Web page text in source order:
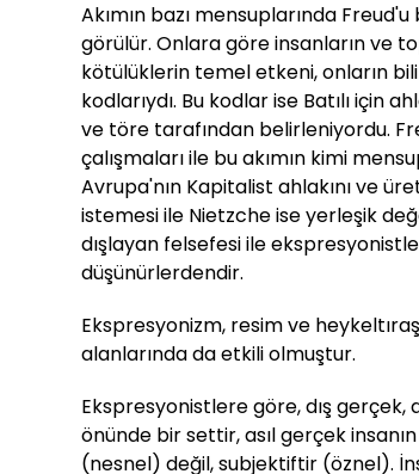
Akımın bazı mensuplarında
görülür. Onlara göre insanların ve
kötülüklerin temel etkeni, onların
kodlarıydı. Bu kodlar ise Batılı için
ve töre tarafından belirleniyordu.
çalışmaları ile bu akımın kimi
Avrupa'nın Kapitalist ahlakını ve
istemesi ile Nietzche ise yerleşik
dışlayan felsefesi ile
düşünürlerdendir.
Ekspresyonizm, resim ve
alanlarında da etkili olmuştur.
Ekspresyonistlere göre, dış gerçek,
önünde bir settir, asıl gerçek
(nesnel) değil, subjektiftir (öznel).